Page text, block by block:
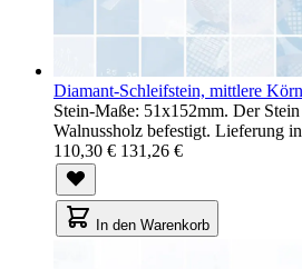
Diamant-Schleifstein, mittlere
Stein-Maße: 51x152mm. Der
Walnussholz befestigt. Lieferung
110,30 € 131,26 €
In den Warenkorb